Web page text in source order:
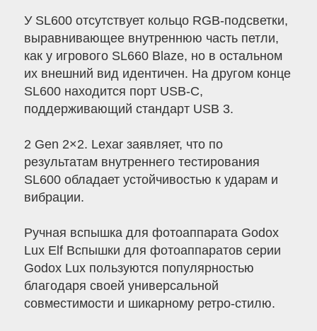
У SL600 отсутствует кольцо RGB-подсветки,
выравнивающее внутреннюю часть петли,
как у игрового SL660 Blaze, но в остальном
их внешний вид идентичен. На другом конце
SL600 находится порт USB-C,
поддерживающий стандарт USB 3.
2 Gen 2×2. Lexar заявляет, что по
результатам внутреннего тестирования
SL600 обладает устойчивостью к ударам и
вибрации.
Ручная вспышка для фотоаппарата Godox
Lux Elf Вспышки для фотоаппаратов серии
Godox Lux пользуются популярностью
благодаря своей универсальной
совместимости и шикарному ретро-стилю.